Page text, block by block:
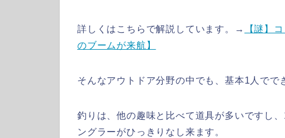
詳しくはこちらで解説しています。→
【謎】
のブームが来航】
そんなアウトドア分野の中でも、基本1人でで
釣りは、他の趣味と比べて道具が多いですし
ングラーがひっきりなし来ます。